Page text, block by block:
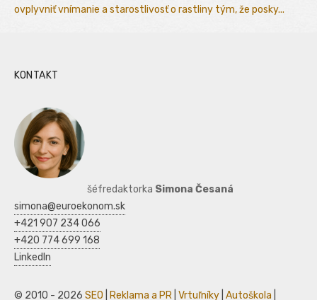
ovplyvniť vnímanie a starostlivosť o rastliny tým, že posky...
KONTAKT
šéfredaktorka Simona Česaná
simona@euroekonom.sk
+421 907 234 066
+420 774 699 168
LinkedIn
© 2010 - 2026 SEO Reklama a PR Vrtuľníky Autoškola